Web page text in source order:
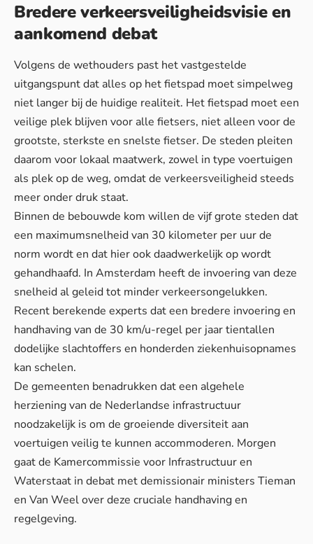
Bredere verkeersveiligheidsvisie en
aankomend debat
Volgens de wethouders past het vastgestelde
uitgangspunt dat alles op het fietspad moet simpelweg
niet langer bij de huidige realiteit. Het fietspad moet een
veilige plek blijven voor alle fietsers, niet alleen voor de
grootste, sterkste en snelste fietser. De steden pleiten
daarom voor lokaal maatwerk, zowel in type voertuigen
als plek op de weg, omdat de verkeersveiligheid steeds
meer onder druk staat.
Binnen de bebouwde kom willen de vijf grote steden dat
een maximumsnelheid van 30 kilometer per uur de
norm wordt en dat hier ook daadwerkelijk op wordt
gehandhaafd. In Amsterdam heeft de invoering van deze
snelheid al geleid tot minder verkeersongelukken.
Recent berekende experts dat een bredere invoering en
handhaving van de 30 km/u-regel per jaar tientallen
dodelijke slachtoffers en honderden ziekenhuisopnames
kan schelen.
De gemeenten benadrukken dat een algehele
herziening van de Nederlandse infrastructuur
noodzakelijk is om de groeiende diversiteit aan
voertuigen veilig te kunnen accommoderen. Morgen
gaat de Kamercommissie voor Infrastructuur en
Waterstaat in debat met demissionair ministers Tieman
en Van Weel over deze cruciale handhavingen
regelgeving.